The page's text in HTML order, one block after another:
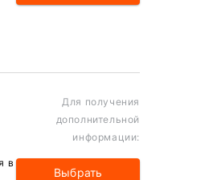
в
Для получения
дополнительной
информации:
Выбрать